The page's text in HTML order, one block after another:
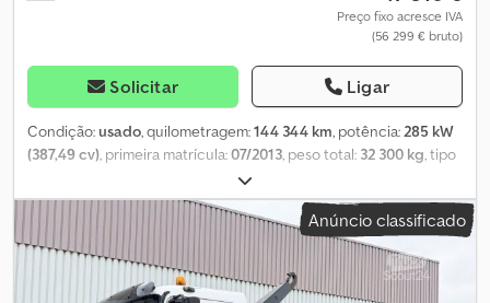
Preço fixo acresce IVA
(56 299 € bruto)
Solicitar Ligar
Condição:usado, quilometragem:144 344 km, potência:285 kW
(387,49 cv), primeira matrícula:07/2013, peso total: 32 300 kg, tipo
, configuração de eixo:
operacional:12 500 kg, peso máximo de carga:5 740 kg, peso em
vazio:
6 760 kg , tamanho do pneu:315 / 80 R 22.5 / 11mm, próxima
inspeção (TÜV):
03/2023 , cabina do condutor: cabina diurna
de engrenagem:semi-automático , classe de emissão:Euro 5,
aço, largura total:25 500 mm, dimensão do pneu
Anúncio classificado